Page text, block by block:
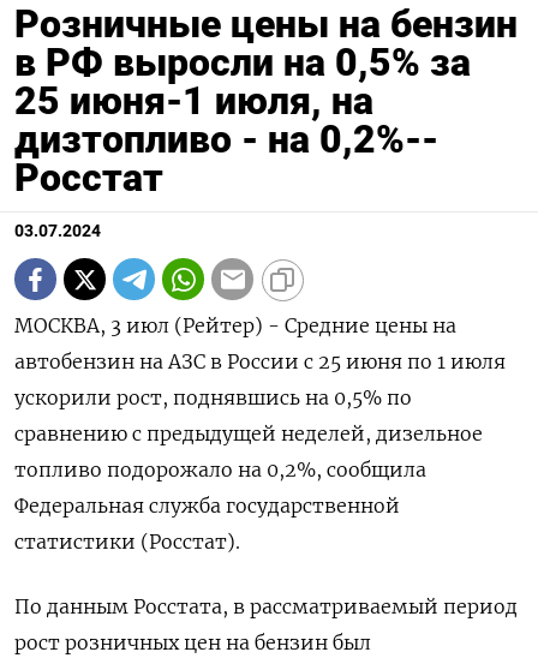
Розничные цены на бензин
в РФ выросли на 0,5% за
25 июня-1 июля, на
дизтопливо - на 0,2%--
Росстат
03.07.2024
МОСКВА, 3 июл (Рейтер) - Средние цены на
автобензин на АЗС в России с 25 июня по 1 июля
ускорили рост, поднявшись на 0,5% по
сравнению с предыдущей неделей, дизельное
топливо подорожало на 0,2%, сообщила
Федеральная служба государственной
статистики (Росстат).
По данным Росстата, в рассматриваемый период
рост розничных цен на бензин был